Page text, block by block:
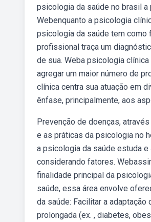
psicologia da saúde no brasil
Webenquanto a psicologia
psicologia da saúde tem como
profissional traça um
de sua. Weba psicologia
agregar um maior número de
clínica centra sua atuação em
ênfase, principalmente, aos
Prevenção de doenças,
e as práticas da psicologia no
a psicologia da saúde estuda
considerando fatores.
finalidade principal da
saúde, essa área envolve
da saúde: Facilitar a
prolongada (ex. , diabetes,